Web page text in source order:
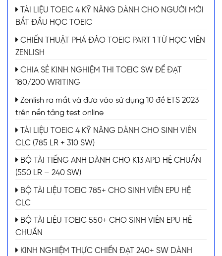
TÀI LIỆU TOEIC 4 KỸ NĂNG DÀNH CHO NGƯỜI MỚI
BẮT ĐẦU HỌC TOEIC
CHIẾN THUẬT PHÁ ĐẢO TOEIC PART 1 TỪ HỌC VIÊN
ZENLISH
CHIA SẺ KINH NGHIỆM THI TOEIC SW ĐỂ ĐẠT
180/200 WRITING
Zenlish ra mắt và đưa vào sử dụng 10 đề ETS 2023
trên nền tảng test online
TÀI LIỆU TOEIC 4 KỸ NĂNG DÀNH CHO SINH VIÊN
CLC (785 LR + 310 SW)
BỘ TÀI TIẾNG ANH DÀNH CHO K13 APD HỆ CHUẨN
(550 LR – 240 SW)
BỘ TÀI LIỆU TOEIC 785+ CHO SINH VIÊN EPU HỆ
CLC
BỘ TÀI LIỆU TOEIC 550+ CHO SINH VIÊN EPU HỆ
CHUẨN
KINH NGHIỆM THỰC CHIẾN ĐẠT 240+ SW DÀNH